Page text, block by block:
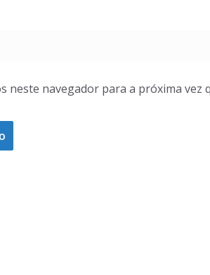
neste navegador para a próxima vez